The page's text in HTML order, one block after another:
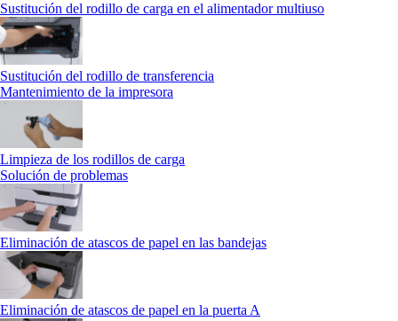
Sustitución del rodillo de carga en el alimentador multiuso
Sustitución del rodillo de transferencia
Mantenimiento de la impresora
Limpieza de los rodillos de carga
Solución de problemas
Eliminación de atascos de papel en las bandejas
Eliminación de atascos de papel en la puerta A